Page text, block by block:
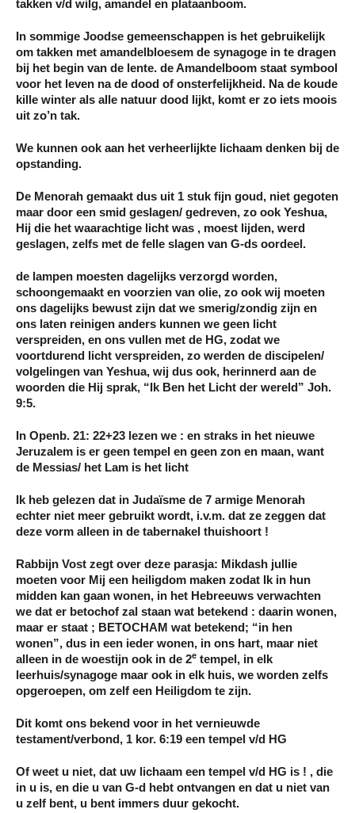
takken v/d wilg, amandel en plataanboom.
In sommige Joodse gemeenschappen is het gebruikelijk
om takken met amandelbloesem de synagoge in te dragen
bij het begin van de lente. de Amandelboom staat symbool
voor het leven na de dood of onsterfelijkheid. Na de koude
kille winter als alle natuur dood lijkt, komt er zo iets moois
uit zo’n tak.
We kunnen ook aan het verheerlijkte lichaam denken bij de
opstanding.
De Menorah gemaakt dus uit 1 stuk fijn goud, niet gegoten
maar door een smid geslagen/ gedreven, zo ook Yeshua,
Hij die het waarachtige licht was , moest lijden, werd
geslagen, zelfs met de felle slagen van G-ds oordeel.
de lampen moesten dagelijks verzorgd worden,
schoongemaakt en voorzien van olie, zo ook wij moeten
ons dagelijks bewust zijn dat we smerig/zondig zijn en
ons laten reinigen anders kunnen we geen licht
verspreiden, en ons vullen met de HG, zodat we
voortdurend licht verspreiden, zo werden de discipelen/
volgelingen van Yeshua, wij dus ook, herinnerd aan de
woorden die Hij sprak, “Ik Ben het Licht der wereld” Joh.
9:5.
In Openb. 21: 22+23 lezen we : en straks in het nieuwe
Jeruzalem is er geen tempel en geen zon en maan, want
de Messias/ het Lam is het licht
Ik heb gelezen dat in Judaïsme de 7 armige Menorah
echter niet meer gebruikt wordt, i.v.m. dat ze zeggen dat
deze vorm alleen in de tabernakel thuishoort !
Rabbijn Vost zegt over deze parasja: Mikdash jullie
moeten voor Mij een heiligdom maken zodat Ik in hun
midden kan gaan wonen, in het Hebreeuws verwachten
we dat er betochof zal staan wat betekend : daarin wonen,
maar er staat ; BETOCHAM wat betekend; “in hen
wonen”, dus in een ieder wonen, in ons hart, maar niet
alleen in de woestijn ook in de 2e tempel, in elk
leerhuis/synagoge maar ook in elk huis, we worden zelfs
opgeroepen, om zelf een Heiligdom te zijn.
Dit komt ons bekend voor in het vernieuwde
testament/verbond, 1 kor. 6:19 een tempel v/d HG
Of weet u niet, dat uw lichaam een tempel v/d HG is ! , die
in u is, en die u van G-d hebt ontvangen en dat u niet van
u zelf bent, u bent immers duur gekocht.